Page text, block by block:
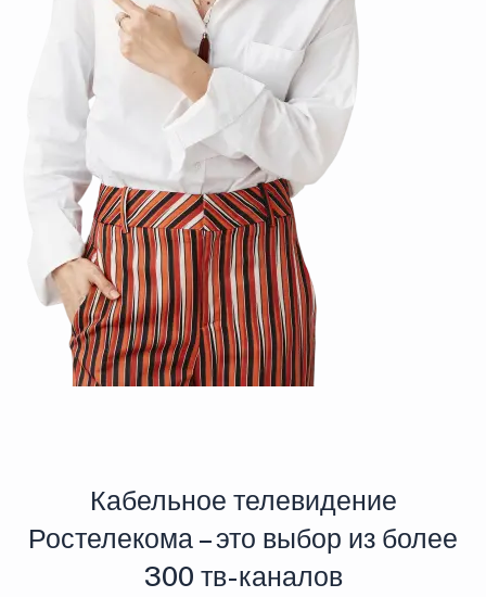
Кабельное телевидение
Ростелекома – это выбор из более
300 тв-каналов